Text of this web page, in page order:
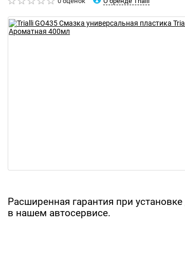
Расширенная гарантия при установке
в нашем автосервисе.